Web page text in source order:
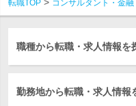
転職TOP コンサルタント・金
職種から転職・求人情報を
勤務地から転職・求人情報